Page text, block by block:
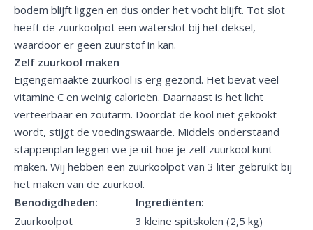
bodem blijft liggen en dus onder het vocht blijft. Tot slot
heeft de zuurkoolpot een waterslot bij het deksel,
waardoor er geen zuurstof in kan.
Zelf zuurkool maken
Eigengemaakte zuurkool is erg gezond. Het bevat veel
vitamine C en weinig calorieën. Daarnaast is het licht
verteerbaar en zoutarm. Doordat de kool niet gekookt
wordt, stijgt de voedingswaarde. Middels onderstaand
stappenplan leggen we je uit hoe je zelf zuurkool kunt
maken. Wij hebben een zuurkoolpot van 3 liter gebruikt bij
het maken van de zuurkool.
Benodigdheden:
Ingrediënten:
Zuurkoolpot
3 kleine spitskolen (2,5 kg)